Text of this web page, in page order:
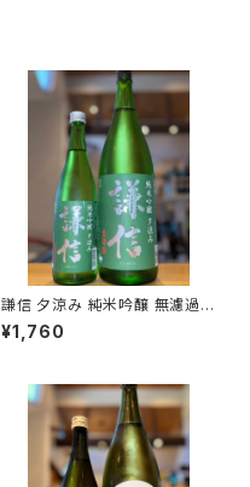
謙信 夕涼み 純米吟醸 無濾過生
720ml１本（池田屋酒造・新潟
県糸魚川市新鉄）
¥1,760